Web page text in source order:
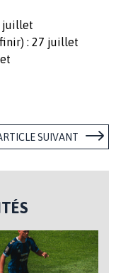
juillet
: 27 juillet
SUIVANT